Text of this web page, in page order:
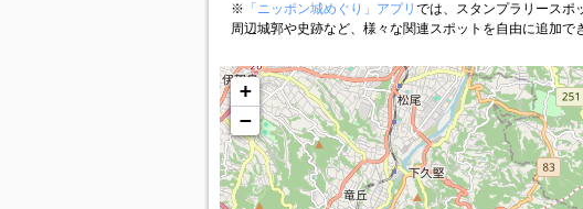
※ 「ニッポン城めぐり」アプリ では、スタンプラリースポ
周辺城郭や史跡など、様々な関連スポットを自由に追加で
+
−